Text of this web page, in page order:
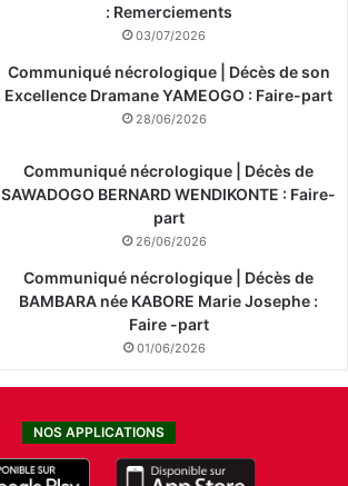
: Remerciements
03/07/2026
Communiqué nécrologique | Décès de son
Excellence Dramane YAMEOGO : Faire-part
28/06/2026
Communiqué nécrologique | Décès de
SAWADOGO BERNARD WENDIKONTE : Faire-
part
26/06/2026
Communiqué nécrologique | Décès de
BAMBARA née KABORE Marie Josephe :
Faire -part
01/06/2026
NOS APPLICATIONS